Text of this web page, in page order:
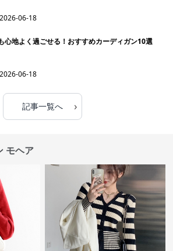
2026-06-18
心地よく過ごせる！おすすめカーディガン10選
2026-06-18
記事一覧へ ›
モヘア